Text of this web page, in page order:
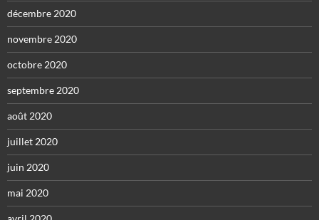
décembre 2020
novembre 2020
octobre 2020
septembre 2020
août 2020
juillet 2020
juin 2020
mai 2020